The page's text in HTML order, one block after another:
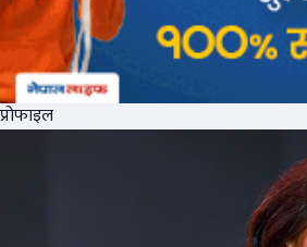
प्रोफाइल